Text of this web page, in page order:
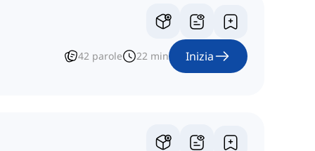
42 parole 22 min Inizia